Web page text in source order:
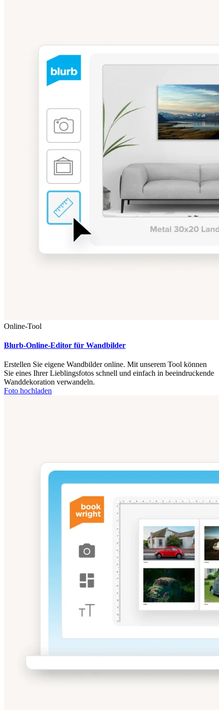
Online-Tool
Blurb-Online-Editor für Wandbilder
Erstellen Sie eigene Wandbilder online. Mit unserem Tool können
Sie eines Ihrer Lieblingsfotos schnell und einfach in beeindruckende
Wanddekoration verwandeln.
Foto hochladen